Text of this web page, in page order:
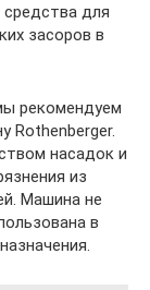
для
засоров в
рекомендуем
Rothenberger.
насадок и
из
Машина не
в